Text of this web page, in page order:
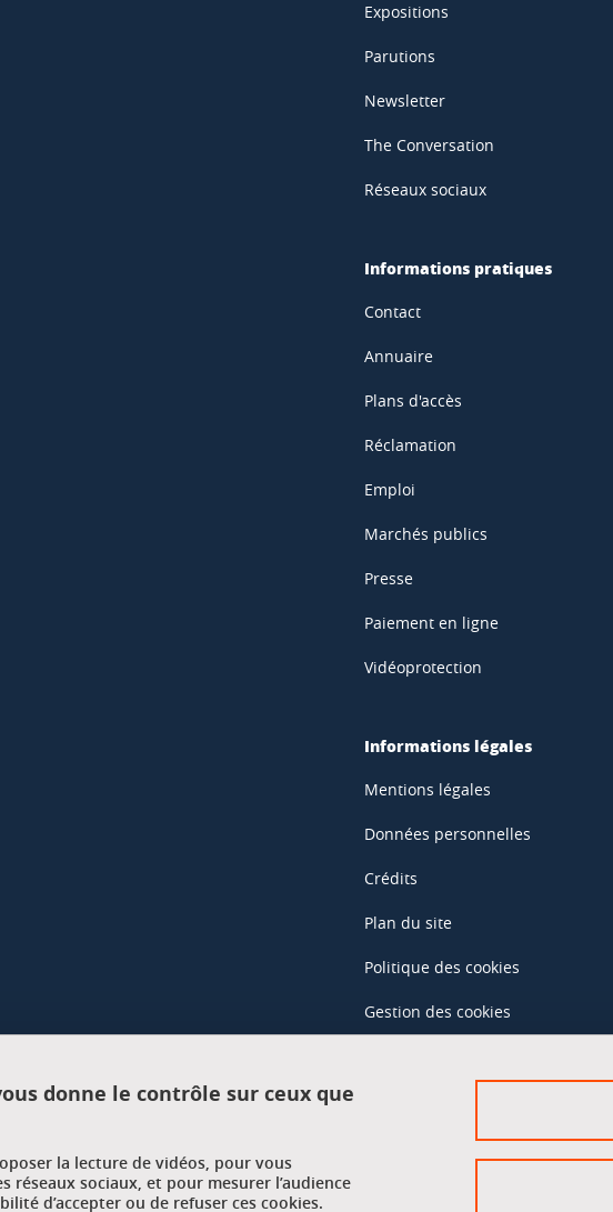
Expositions
Parutions
Newsletter
The Conversation
Réseaux sociaux
Informations pratiques
Contact
Annuaire
Plans d'accès
Réclamation
Emploi
Marchés publics
Presse
Paiement en ligne
Vidéoprotection
Informations légales
Mentions légales
Données personnelles
Crédits
Plan du site
Politique des cookies
Gestion des cookies
Accès réservés
donne le contrôle sur ceux que
la lecture de vidéos, pour vous
sociaux, et pour mesurer l’audience
d’accepter ou de refuser ces cookies.